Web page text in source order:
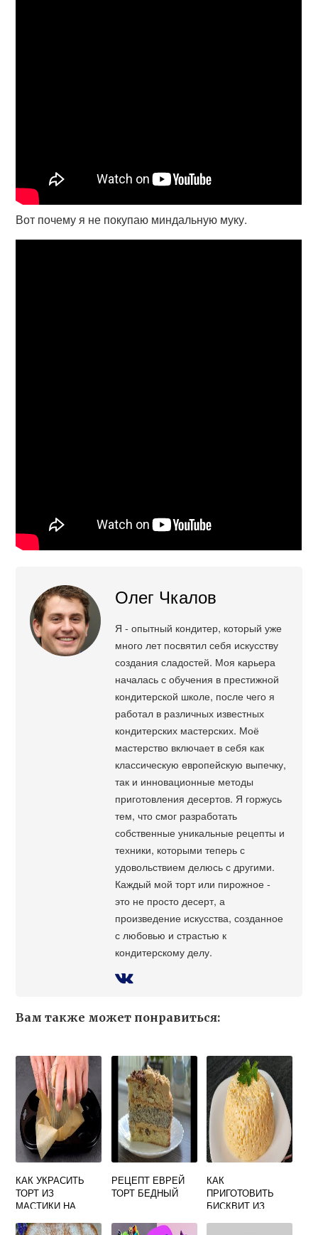
Вот почему я не покупаю миндальную муку.
Олег Чкалов
Я - опытный кондитер, который уже
много лет посвятил себя искусству
создания сладостей. Моя карьера
началась с обучения в престижной
кондитерской школе, после чего я
работал в различных известных
кондитерских мастерских. Моё
мастерство включает в себя как
классическую европейскую выпечку,
так и инновационные методы
приготовления десертов. Я горжусь
тем, что смог разработать
собственные уникальные рецепты и
техники, которыми теперь с
удовольствием делюсь с другими.
Каждый мой торт или пирожное -
это не просто десерт, а
произведение искусства, созданное
с любовью и страстью к
кондитерскому делу.
Вам также может понравиться:
КАК УКРАСИТЬ
ТОРТ ИЗ
МАСТИКИ НА
РЕЦЕПТ ЕВРЕЙ
ТОРТ БЕДНЫЙ
КАК
ПРИГОТОВИТЬ
БИСКВИТ ИЗ